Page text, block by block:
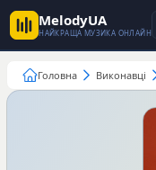
MelodyUA
НАЙКРАЩА МУЗИКА ОНЛАЙН
Головна Виконавці